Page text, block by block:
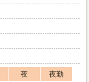
夜
夜勤